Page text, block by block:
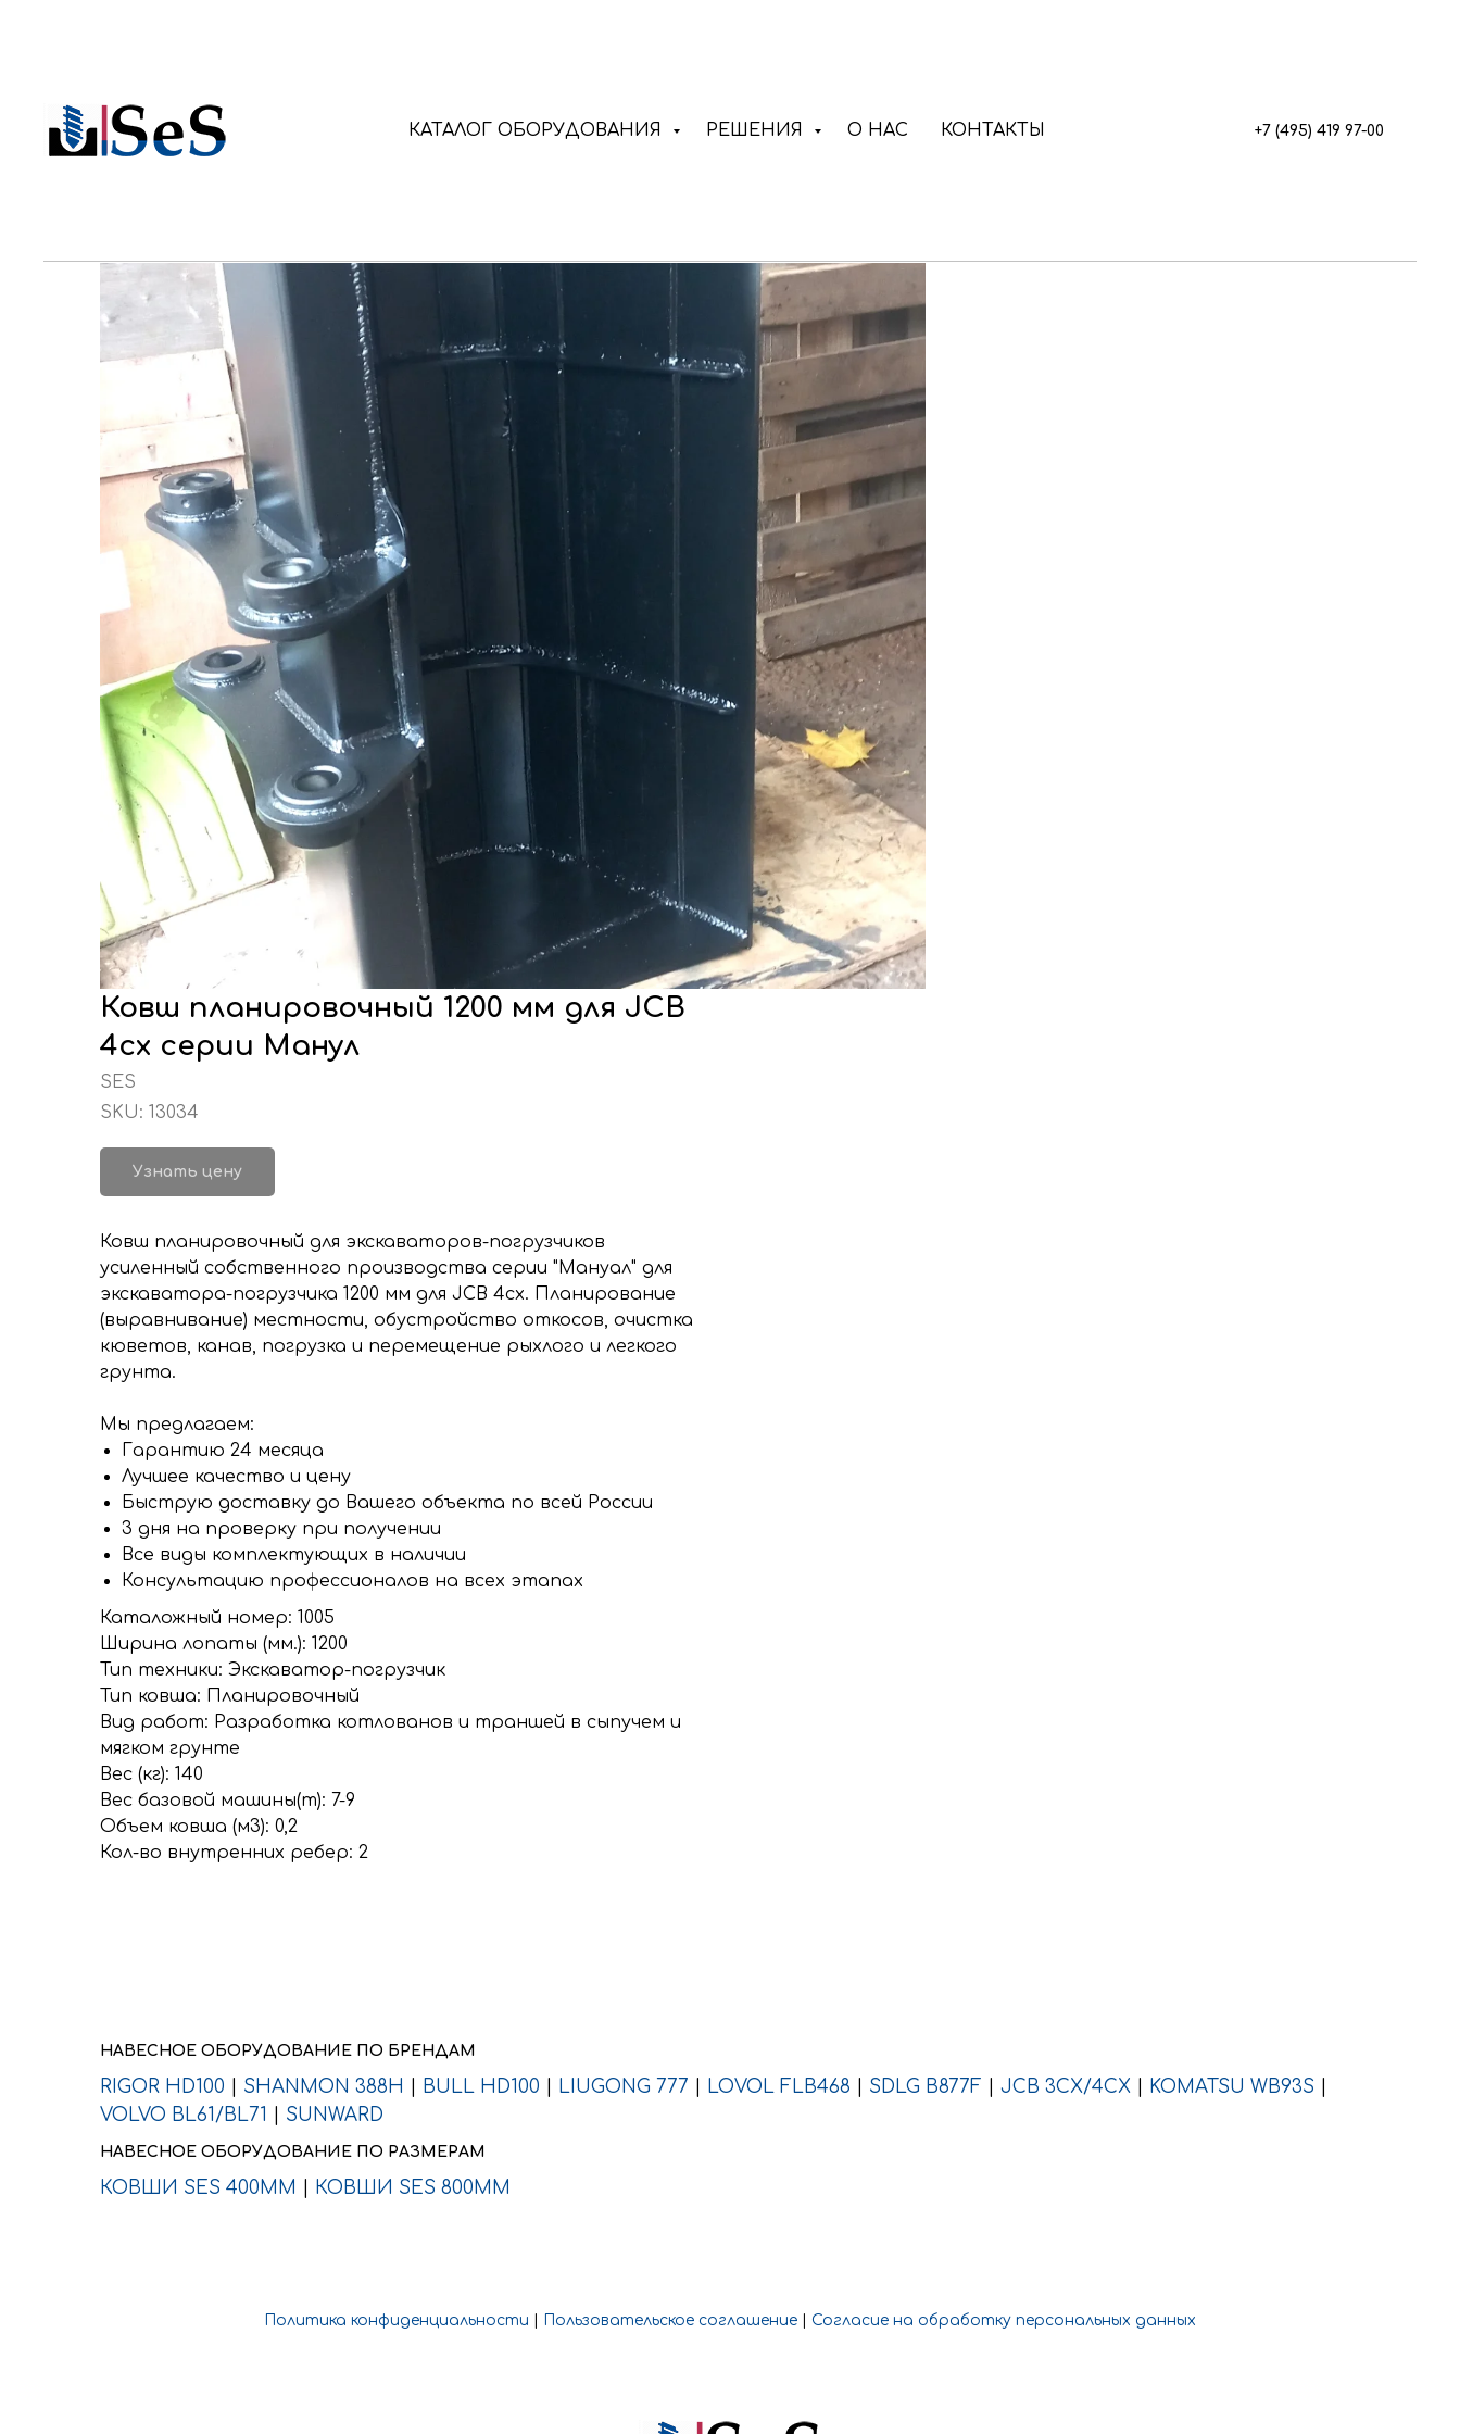
КАТАЛОГ ОБОРУДОВАНИЯ РЕШЕНИЯ О НАС КОНТАКТЫ +7 (495) 419 97-00
Ковш планировочный 1200 мм для JCB
4cx серии Манул
SES
SKU: 13034
Узнать цену
Ковш планировочный для экскаваторов-погрузчиков
усиленный собственного производства серии "Мануал" для
экскаватора-погрузчика 1200 мм для JCB 4cx. Планирование
(выравнивание) местности, обустройство откосов, очистка
кюветов, канав, погрузка и перемещение рыхлого и легкого
грунта.
Мы предлагаем:
Гарантию 24 месяца
Лучшее качество и цену
Быструю доставку до Вашего объекта по всей России
3 дня на проверку при получении
Все виды комплектующих в наличии
Консультацию профессионалов на всех этапах
Каталожный номер: 1005
Ширина лопаты (мм.): 1200
Тип техники: Экскаватор-погрузчик
Тип ковша: Планировочный
Вид работ: Разработка котлованов и траншей в сыпучем и
мягком грунте
Вес (кг): 140
Вес базовой машины(т): 7-9
Объем ковша (м3): 0,2
Кол-во внутренних ребер: 2
НАВЕСНОЕ ОБОРУДОВАНИЕ ПО БРЕНДАМ
RIGOR HD100 SHANMON 388H BULL HD100 LIUGONG 777 LOVOL FLB468 SDLG B877F JCB 3CX/4CX KOMATSU WB93S
VOLVO BL61/BL71
SUNWARD
НАВЕСНОЕ ОБОРУДОВАНИЕ ПО РАЗМЕРАМ
КОВШИ SES 400ММ КОВШИ SES 800ММ
Политика конфиденциальности Пользовательское соглашение Согласие на обработку персональных данных